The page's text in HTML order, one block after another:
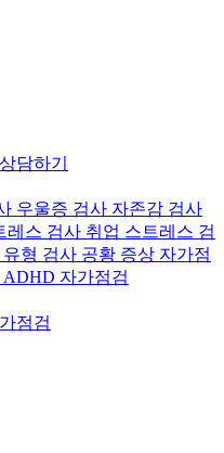
상담하기
우울증 검사 자존감 검사
레스 검사 취업 스트레스 검
유형 검사 공황 증상 자가점
ADHD 자가점검
점검